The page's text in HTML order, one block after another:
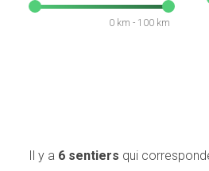
0 km - 100 km
Il y a 6 sentiers qui